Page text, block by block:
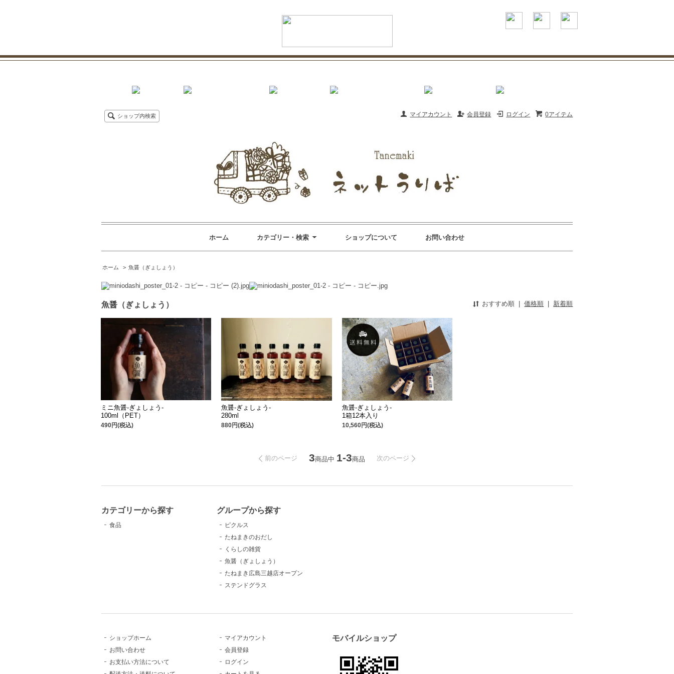
0アイテム
ログイン
会員登録
マイアカウント
ショップ内検索
ホーム カテゴリー・検索 ショップについて お問い合わせ
ホーム > 魚醤（ぎょしょう）
魚醤（ぎょしょう） おすすめ順 |価格順 | 新着順
ミニ魚醤-ぎょしょう-
100ml（PET）
490円(税込)
魚醤-ぎょしょう-
280ml
880円(税込)
魚醤-ぎょしょう-
1箱12本入り
10,560円(税込)
前のページ 3商品中 1-3商品 次のページ
カテゴリーから探す
食品
グループから探す
ピクルス
たねまきのおだし
くらしの雑貨
魚醤（ぎょしょう）
たねまき広島三越店オープン
ステンドグラス
ショップホーム
お問い合わせ
お支払い方法について
マイアカウント
会員登録
ログイン
モバイルショップ